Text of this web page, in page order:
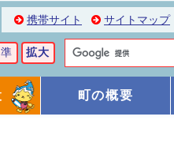
携帯サイト サイトマップ
拡大
町の概要